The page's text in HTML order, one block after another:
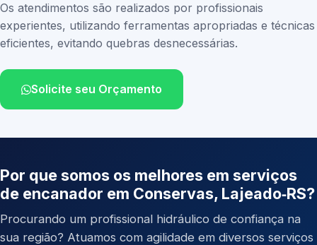
Os atendimentos são realizados por profissionais
experientes, utilizando ferramentas apropriadas e técnicas
eficientes, evitando quebras desnecessárias.
Solicite seu Orçamento
Por que somos os melhores em serviços
de encanador em Conservas, Lajeado‑RS?
Procurando um profissional hidráulico de confiança na
sua região? Atuamos com agilidade em diversos serviços